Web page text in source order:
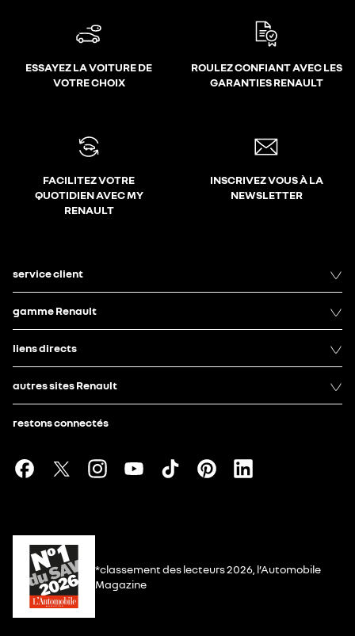
ESSAYEZ LA VOITURE DE
VOTRE CHOIX
ROULEZ CONFIANT AVEC LES
GARANTIES RENAULT
FACILITEZ VOTRE
QUOTIDIEN AVEC MY
RENAULT
INSCRIVEZ VOUS À LA
NEWSLETTER
service client
gamme Renault
liens directs
autres sites Renault
restons connectés
*classement des lecteurs 2026, l’Automobile
Magazine